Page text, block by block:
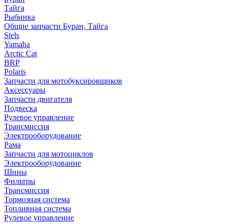
Тайга
Рыбинка
Общие запчасти Буран, Тайга
Stels
Yamaha
Arctic Cat
BRP
Polaris
Запчасти для мотобуксировщиков
Аксессуары
Запчасти двигателя
Подвеска
Рулевое управление
Трансмиссия
Электрооборудование
Рама
Запчасти для мотоциклов
Электрооборудование
Шины
Фильтры
Трансмиссия
Тормозная система
Топливная система
Рулевое управление